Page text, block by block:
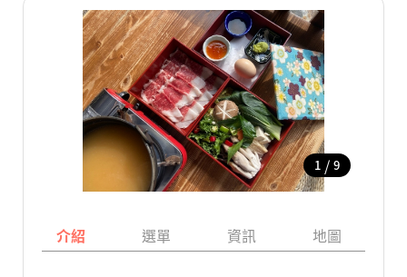
1 / 9
介紹 選單 資訊 地圖